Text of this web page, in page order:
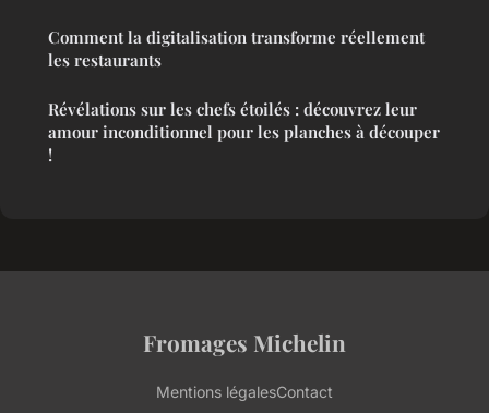
Comment la digitalisation transforme réellement
les restaurants
Révélations sur les chefs étoilés : découvrez leur
amour inconditionnel pour les planches à découper
!
Fromages Michelin
Mentions légalesContact